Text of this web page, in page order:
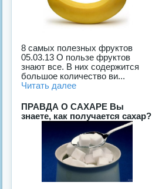
8 самых полезных фруктов
05.03.13 О пользе фруктов
знают все. В них содержится
большое количество ви...
Читать далее
ПРАВДА О САХАРЕ Вы
знаете, как получается сахар?